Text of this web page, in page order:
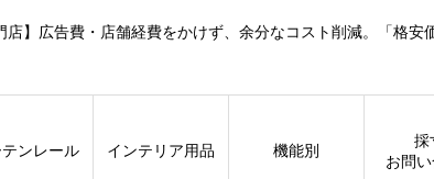
店】広告費・店舗経費をかけず、余分なコスト削減。「格
ンレール インテリア用品 機能別
採
お問